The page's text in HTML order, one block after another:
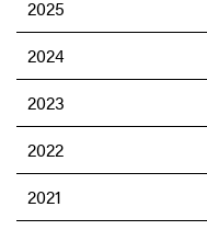
2025
2024
2023
2022
2021